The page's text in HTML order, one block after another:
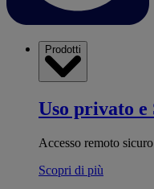
Prodotti
Uso privato e
Accesso remoto
Scopri di più